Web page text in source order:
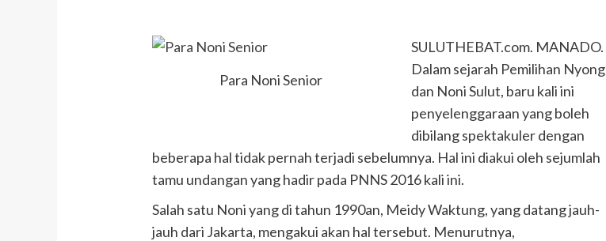
Para Noni Senior
SULUTHEBAT.com. MANADO.
Dalam sejarah Pemilihan Nyong
dan Noni Sulut, baru kali ini
penyelenggaraan yang boleh
dibilang spektakuler dengan
beberapa hal tidak pernah terjadi sebelumnya. Hal ini diakui oleh sejumlah
tamu undangan yang hadir pada PNNS 2016 kali ini.
Salah satu Noni yang di tahun 1990an, Meidy Waktung, yang datang jauh-
jauh dari Jakarta, mengakui akan hal tersebut. Menurutnya,